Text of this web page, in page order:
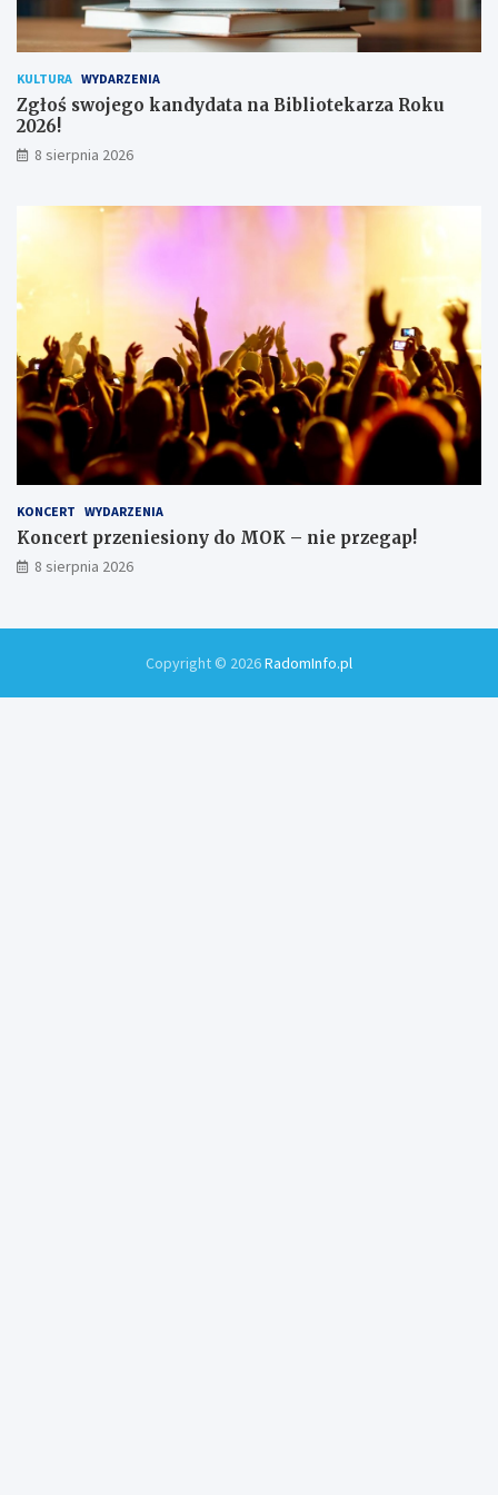
n
i
ó
w
KULTURA WYDARZENIA
Zgłoś swojego kandydata na Bibliotekarza Roku
2026!
8 sierpnia 2026
KONCERT WYDARZENIA
Koncert przeniesiony do MOK – nie przegap!
8 sierpnia 2026
Copyright © 2026RadomInfo.pl